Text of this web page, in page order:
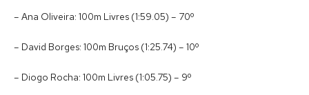
– Ana Oliveira: 100m Livres (1:59.05) – 70º
– David Borges: 100m Bruços (1:25.74) – 10º
– Diogo Rocha: 100m Livres (1:05.75) – 9º